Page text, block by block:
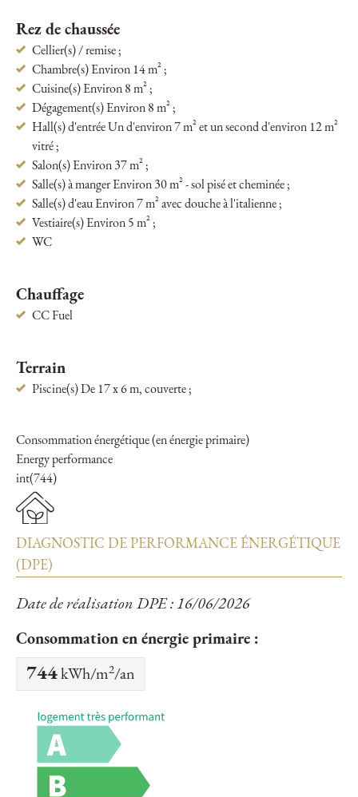
Rez de chaussée
Cellier(s) / remise ;
Chambre(s) Environ 14 m² ;
Cuisine(s) Environ 8 m² ;
Dégagement(s) Environ 8 m² ;
Hall(s) d'entrée Un d'environ 7 m² et un second d'environ 12 m²
vitré ;
Salon(s) Environ 37 m² ;
Salle(s) à manger Environ 30 m² - sol pisé et cheminée ;
Salle(s) d'eau Environ 7 m² avec douche à l'italienne ;
Vestiaire(s) Environ 5 m² ;
WC
Chauffage
CC Fuel
Terrain
Piscine(s) De 17 x 6 m, couverte ;
Consommation énergétique (en énergie primaire)
Energy performance
int(744)
DIAGNOSTIC DE PERFORMANCE ÉNERGÉTIQUE
(DPE)
Date de réalisation DPE : 16/06/2026
Consommation en énergie primaire :
744 kWh/m2/an